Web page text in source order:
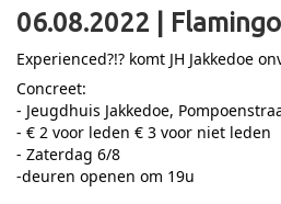
06.08.2022 | Flamingo
Experienced?!? komt JH Jakkedoe
Concreet:
- Jeugdhuis Jakkedoe,
- € 2 voor leden € 3 voor niet leden
- Zaterdag 6/8
-deuren openen om 19u